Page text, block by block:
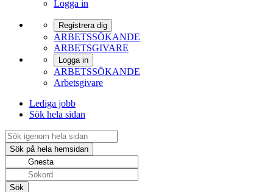
Logga in
Registrera dig
ARBETSSÖKANDE
ARBETSGIVARE
Logga in
ARBETSSÖKANDE
Arbetsgivare
Lediga jobb
Sök hela sidan